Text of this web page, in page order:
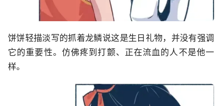
饼饼轻描淡写的抓着龙鳞说这是生日礼物，并没有强调
它的重要性。仿佛疼到打颤、正在流血的人不是他一
样。